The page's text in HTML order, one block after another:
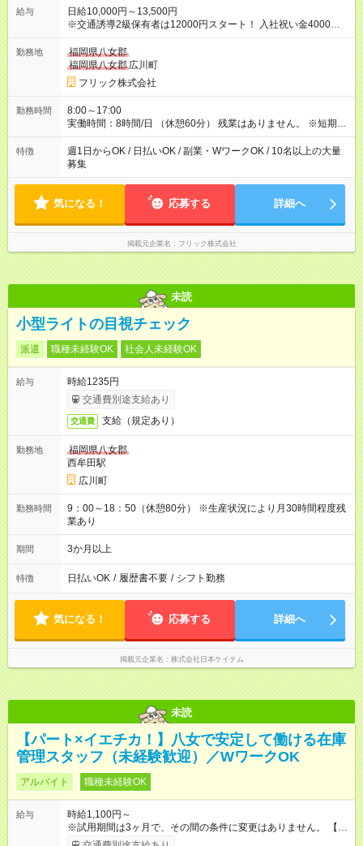
給与
日給10,000円～13,500円
※交通誘導2級保有者は12000円スタート！ 入社祝い金4000円
【試用期間】試用期間なし
勤務地
福岡県八女郡
福岡県八女郡 広川町
フリック株式会社
勤務時間
8:00～17:00
実働時間：8時間/日 （休憩60分） 残業はありません。 ※短期の
募集は行っておりません。予めご了承くださいませ。
特徴
週1日からOK / 日払いOK / 副業・WワークOK / 10名以上の大量
募集
気になる！ 応募する 詳細へ
掲載元企業名 フリック株式会社
未読
小型ライトの目視チェック
派遣 職種未経験OK 社会人未経験OK
給与
時給1235円
交通費別途支給あり
交通費 支給（規定あり）
勤務地
福岡県八女郡
西牟田駅
広川町
勤務時間
9：00～18：50（休憩80分） ※生産状況により月30時間程度残
業あり
期間 3か月以上
特徴 日払いOK / 履歴書不要 / シフト勤務
気になる！ 応募する 詳細へ
掲載元企業名 株式会社日本ケイテム
未読
【パート×イエチカ！】八女で安定して働ける在庫
管理スタッフ（未経験歓迎）／WワークOK
アルバイト 職種未経験OK
給与
時給1,100円～
※試用期間は3ヶ月で、その間の条件に変更はありません。 【試
用期間】試用期間あり 試用期間の長さ：3ヶ月 雇用形態、給与